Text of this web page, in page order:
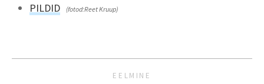
PILDID
(fotod:Reet Kruup)
EELMINE